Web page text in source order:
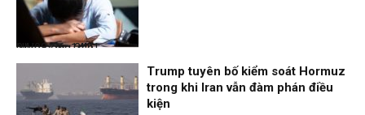
Nhịp sống 24h
04/08/26, 14:41
Trump tuyên bố kiểm soát Hormuz
trong khi Iran vẫn đàm phán điều
kiện